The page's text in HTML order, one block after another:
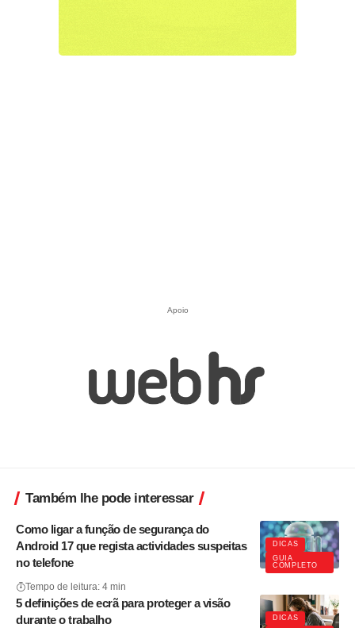
Apoio
Também lhe pode interessar
DICAS
GUIA
COMPLETO
Como ligar a função de segurança do
Android 17 que regista actividades suspeitas
no telefone
Tempo de leitura: 4 min
DICAS
5 definições de ecrã para proteger a visão
durante o trabalho